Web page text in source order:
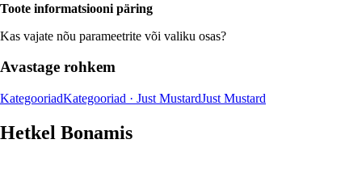
Toote informatsiooni päring
Kas vajate nõu parameetrite või valiku osas?
Avastage rohkem
KategooriadKategooriad · Just MustardJust Mustard
Hetkel Bonamis